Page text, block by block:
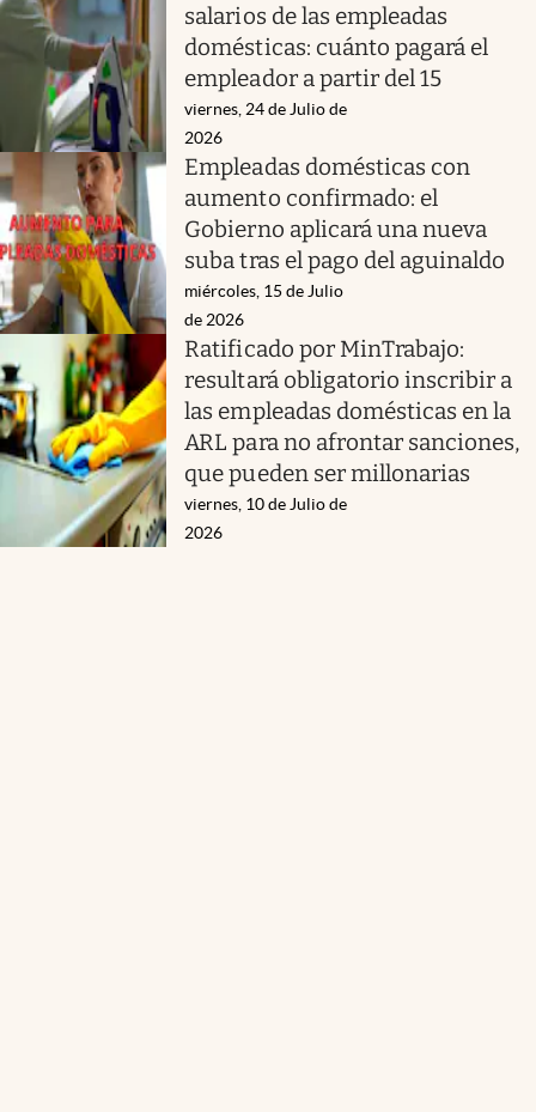
salarios de las empleadas
domésticas: cuánto pagará el
empleador a partir del 15
viernes, 24 de Julio de
2026
Empleadas domésticas con
aumento confirmado: el
Gobierno aplicará una nueva
suba tras el pago del aguinaldo
miércoles, 15 de Julio
de 2026
Ratificado por MinTrabajo:
resultará obligatorio inscribir a
las empleadas domésticas en la
ARL para no afrontar sanciones,
que pueden ser millonarias
viernes, 10 de Julio de
2026